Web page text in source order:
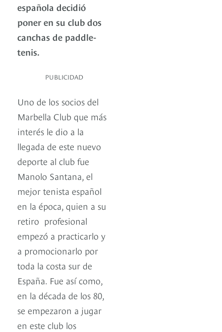
española decidió
poner en su club dos
canchas de paddle-
tenis.
PUBLICIDAD
Uno de los socios del
Marbella Club que más
interés le dio a la
llegada de este nuevo
deporte al club fue
Manolo Santana, el
mejor tenista español
en la época, quien a su
retiro profesional
empezó a practicarlo y
a promocionarlo por
toda la costa sur de
España. Fue así como,
en la década de los 80,
se empezaron a jugar
en este club los